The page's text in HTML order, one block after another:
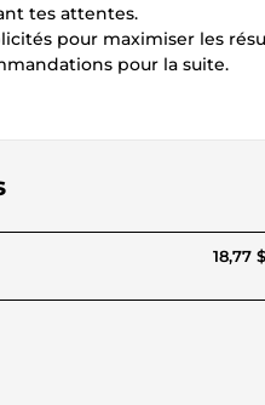
tes attentes.
pour maximiser les
pour la suite.
18,77